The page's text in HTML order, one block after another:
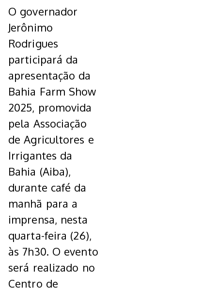
O governador
Jerônimo
Rodrigues
participará da
apresentação da
Bahia Farm Show
2025, promovida
pela Associação
de Agricultores e
Irrigantes da
Bahia (Aiba),
durante café da
manhã para a
imprensa, nesta
quarta-feira (26),
às 7h30. O evento
será realizado no
Centro de